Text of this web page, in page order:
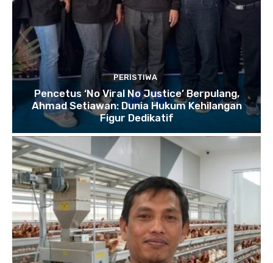
PERISTIWA
Pencetus ‘No Viral No Justice’ Berpulang,
Ahmad Setiawan: Dunia Hukum Kehilangan
Figur Dedikatif